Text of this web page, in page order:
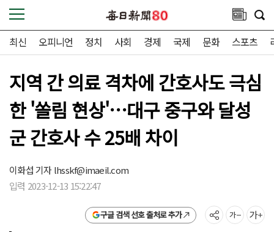
최신 오피니언 정치 사회 경제 국제 문화 스포츠
지역 간 의료 격차에 간호사도 극심
한 '쏠림 현상'…대구 중구와 달성
군 간호사 수 25배 차이
이화섭 기자lhsskf@imaeil.com
입력 2023-12-13 15:22:47
구글 검색 선호 출처로 추가